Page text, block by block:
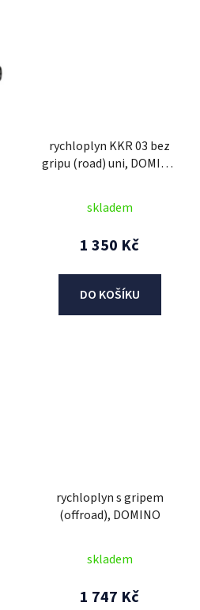
rychloplyn KKR 03 bez
gripu (road) uni, DOMINO
skladem
1 350 Kč
DO KOŠÍKU
rychloplyn s gripem
(offroad), DOMINO
skladem
1 747 Kč